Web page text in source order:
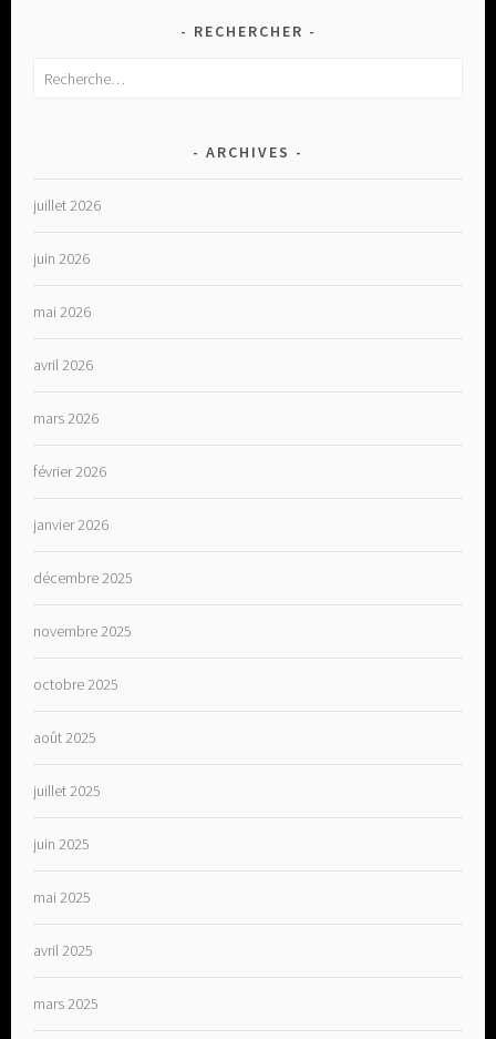
RECHERCHER
Rechercher :
ARCHIVES
juillet 2026
juin 2026
mai 2026
avril 2026
mars 2026
février 2026
janvier 2026
décembre 2025
novembre 2025
octobre 2025
août 2025
juillet 2025
juin 2025
mai 2025
avril 2025
mars 2025